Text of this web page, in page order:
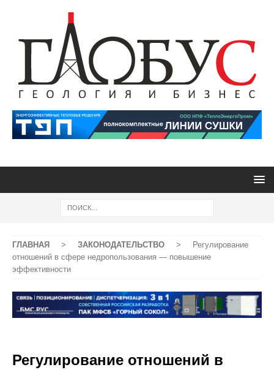
ГЛАВНАЯ > ЗАКОНОДАТЕЛЬСТВО >
Регулирование
отношений в сфере недропользования — повышение
эффективности
Регулирование отношений в